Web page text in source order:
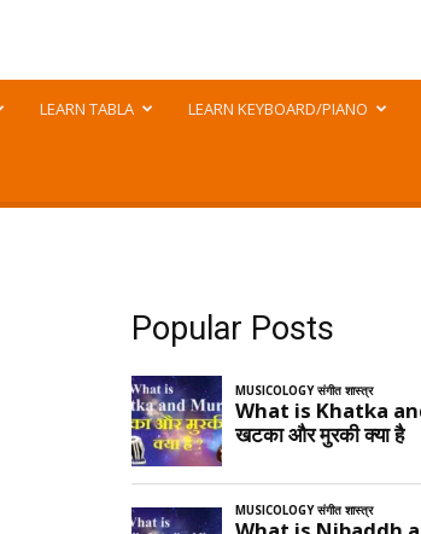
LEARN TABLA LEARN KEYBOARD/PIANO
Popular Posts